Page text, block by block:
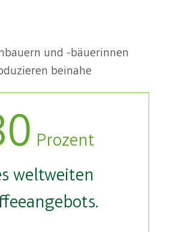
und -bäuerinnen
beinahe
Prozent
weltweiten